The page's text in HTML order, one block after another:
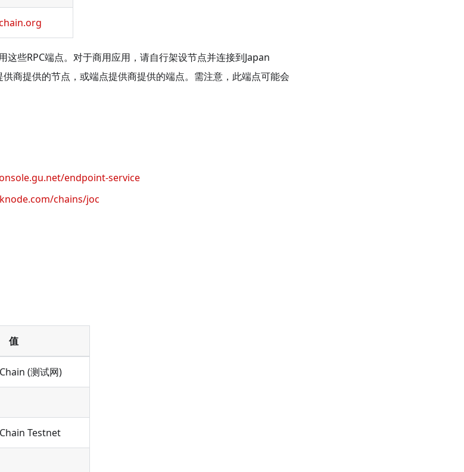
这些RPC端点。对于商用应用，请自行架设节点并连接到Japan
商提供的节点，或端点提供商提供的端点。需注意，此端点可能会
endpoint-service
chains/joc
值
(测试网)
Chain Testnet